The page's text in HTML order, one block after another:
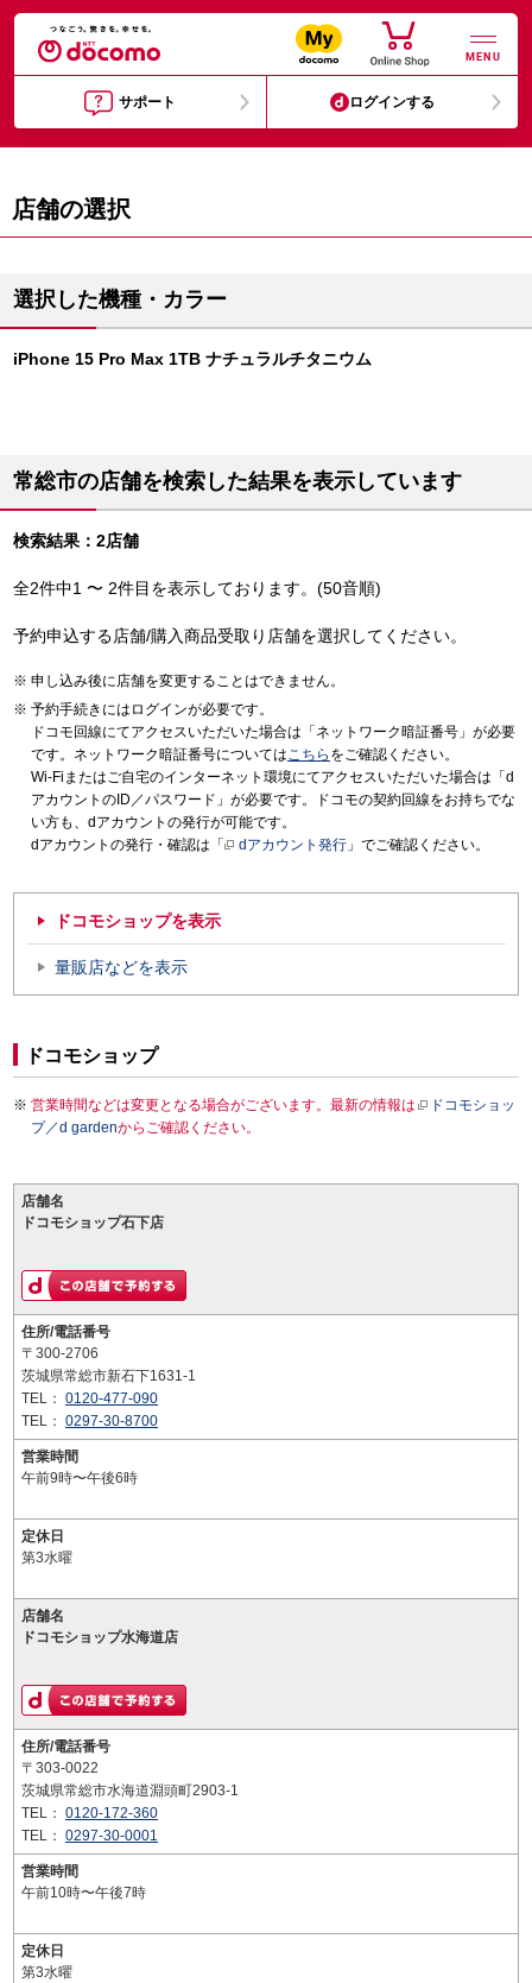
MENU
サポート ログインする
店舗の選択
選択した機種・カラー
iPhone 15 Pro Max 1TB ナチュラルチタニウム
常総市の店舗を検索した結果を表示しています
検索結果：2店舗
全2件中1 〜 2件目を表示しております。(50音順)
予約申込する店舗/購入商品受取り店舗を選択してください。
申し込み後に店舗を変更することはできません。
予約手続きにはログインが必要です。
ドコモ回線にてアクセスいただいた場合は「ネットワーク暗証番号」が必要
です。ネットワーク暗証番号についてはこちら をご確認ください。
Wi-Fiまたはご自宅のインターネット環境にてアクセスいただいた場合は「d
アカウントのID／パスワード」が必要です。ドコモの契約回線をお持ちでな
い方も、dアカウントの発行が可能です。
dアカウントの発行・確認は「
dアカウント発行 」でご確認ください。
ドコモショップを表示
量販店などを表示
ドコモショップ
営業時間などは変更となる場合がございます。最新の情報は
ドコモショッ
プ／d gardenからご確認ください。
店舗名
ドコモショップ石下店
住所/電話番号
〒300-2706
茨城県常総市新石下1631-1
TEL： 0120-477-090
TEL： 0297-30-8700
営業時間
午前9時〜午後6時
定休日
第3水曜
店舗名
ドコモショップ水海道店
住所/電話番号
〒303-0022
茨城県常総市水海道淵頭町2903-1
TEL： 0120-172-360
TEL： 0297-30-0001
営業時間
午前10時〜午後7時
定休日
第3水曜